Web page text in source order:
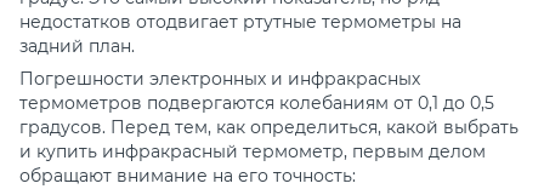
недостатков отодвигает ртутные термометры на
задний план.
Погрешности электронных и инфракрасных
термометров подвергаются колебаниям от 0,1 до 0,5
градусов. Перед тем, как определиться, какой выбрать
и купить инфракрасный термометр, первым делом
обращают внимание на его точность: